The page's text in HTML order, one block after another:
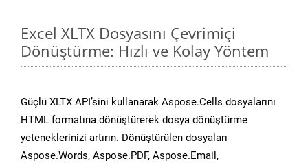
Excel XLTX Dosyasını Çevrimiçi
Dönüştürme: Hızlı ve Kolay Yöntem
Güçlü XLTX API’sini kullanarak Aspose.Cells dosyalarını
HTML formatına dönüştürerek dosya dönüştürme
yeteneklerinizi artırın. Dönüştürülen dosyaları
Aspose.Words, Aspose.PDF, Aspose.Email,